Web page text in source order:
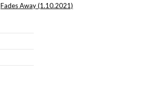
Fades Away (1.10.2021)